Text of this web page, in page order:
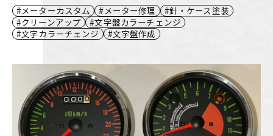
メーターカスタム メーター修理
針・ケース塗装
クリーンアップ
文字盤カラーチェンジ
文字カラーチェンジ
文字盤作成